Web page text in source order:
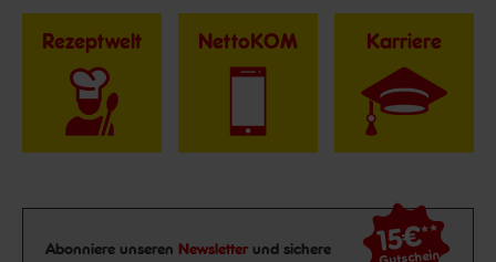
Rezeptwelt NettoKOM Karriere
Newsletter Anmeldung
Abonniere unseren Newsletter und sichere
15€**
Gutschein